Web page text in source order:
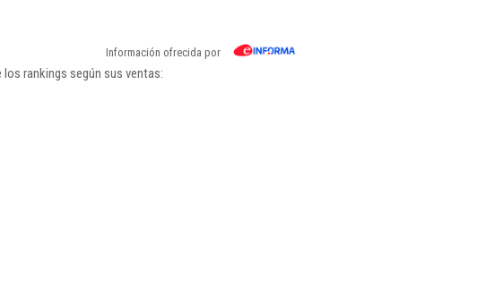
Información ofrecida por
rankings según sus ventas: